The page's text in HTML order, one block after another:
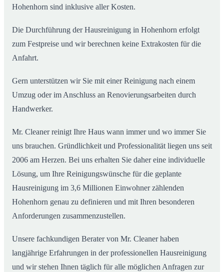
Hohenhorn sind inklusive aller Kosten.
Die Durchführung der Hausreinigung in Hohenhorn erfolgt
zum Festpreise und wir berechnen keine Extrakosten für die
Anfahrt.
Gern unterstützen wir Sie mit einer Reinigung nach einem
Umzug oder im Anschluss an Renovierungsarbeiten durch
Handwerker.
Mr. Cleaner reinigt Ihre Haus wann immer und wo immer Sie
uns brauchen. Gründlichkeit und Professionalität liegen uns seit
2006 am Herzen. Bei uns erhalten Sie daher eine individuelle
Lösung, um Ihre Reinigungswünsche für die geplante
Hausreinigung im 3,6 Millionen Einwohner zählenden
Hohenhorn genau zu definieren und mit Ihren besonderen
Anforderungen zusammenzustellen.
Unsere fachkundigen Berater von Mr. Cleaner haben
langjährige Erfahrungen in der professionellen Hausreinigung
und wir stehen Ihnen täglich für alle möglichen Anfragen zur